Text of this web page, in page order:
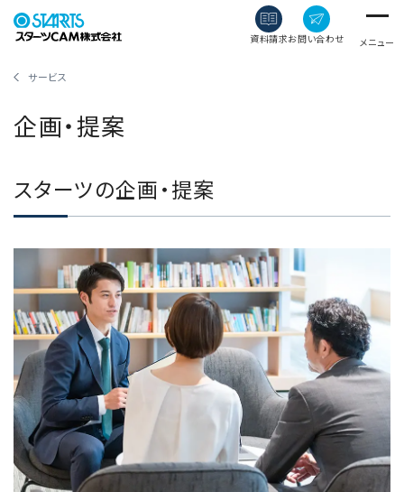
資料請求お問い合わせ メニュー
サービス
企画・提案
スターツの企画・提案